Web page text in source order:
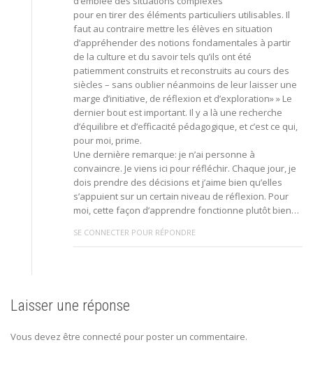
pour en tirer des éléments particuliers utilisables. Il
faut au contraire mettre les élèves en situation
d’appréhender des notions fondamentales à partir
de la culture et du savoir tels qu’ils ont été
patiemment construits et reconstruits au cours des
siècles – sans oublier néanmoins de leur laisser une
marge d’initiative, de réflexion et d’exploration» » Le
dernier bout est important. Il y a là une recherche
d’équilibre et d’efficacité pédagogique, et c’est ce qui,
pour moi, prime.
Une dernière remarque: je n’ai personne à
convaincre. Je viens ici pour réfléchir. Chaque jour, je
dois prendre des décisions et j’aime bien qu’elles
s’appuient sur un certain niveau de réflexion. Pour
moi, cette façon d’apprendre fonctionne plutôt bien…
SE CONNECTER POUR RÉPONDRE
Laisser une réponse
Vous devez être connecté pour poster un commentaire.